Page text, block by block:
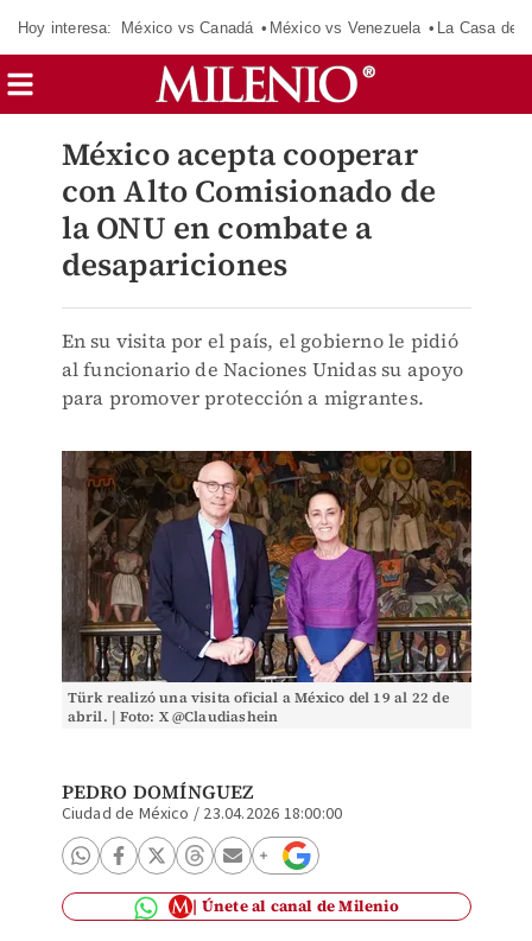
Hoy interesa: México vs Canadá México vs Venezuela La Casa de
México acepta cooperar
con Alto Comisionado de
la ONU en combate a
desapariciones
En su visita por el país, el gobierno le pidió
al funcionario de Naciones Unidas su apoyo
para promover protección a migrantes.
Türk realizó una visita oficial a México del 19 al 22 de
abril. | Foto: X @Claudiashein
PEDRO DOMÍNGUEZ
Ciudad de México / 23.04.2026 18:00:00
Únete al canal de Milenio